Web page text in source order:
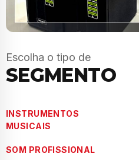
Escolha o tipo de
SEGMENTO
INSTRUMENTOS
MUSICAIS
SOM PROFISSIONAL